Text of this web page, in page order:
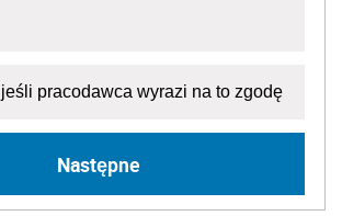
pracodawca wyrazi na to zgodę
Następne